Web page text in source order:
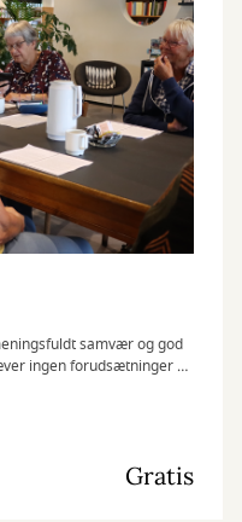
samvær og god
ingen forudsætninger at
har lyst til at møde andre
Gratis